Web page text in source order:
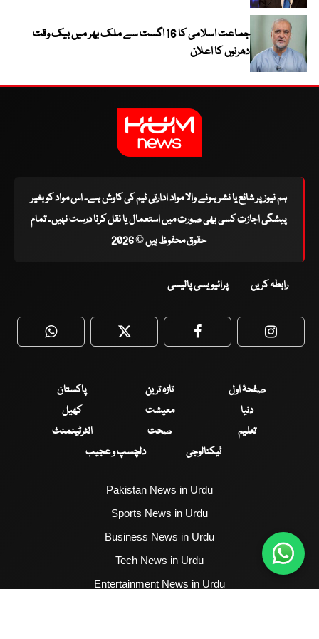
جماعت اسلامی کا 16 اگست سے ملک بھر میں بیک وقت
دھرنوں کا اعلان
ہم نیوز پر شائع یا نشر ہونے والا مواد ادارتی ٹیم کی کاوش ہے۔ اس مواد کو بغیر
پیشگی اجازت کسی بھی صورت میں استعمال یا نقل کرنا درست نہیں۔ تمام
حقوق محفوظ ہیں © 2026
رابطہ کریں پرائیویسی پالیسی
WhatsApp Twitter Facebook
صفحۂ اول تازہ ترین
پاکستان
دنیا
معیشت
کھیل
تعلیم
صحت
انٹرٹینمنٹ
ٹیکنالوجی
دلچسپ و عجیب
Pakistan News in Urdu
Sports News in Urdu
Business News in Urdu
Tech News in Urdu
Entertainment News in Urdu